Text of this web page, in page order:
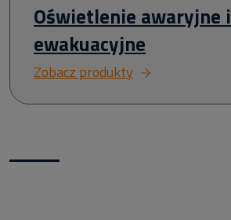
Oświetlenie awaryjne i
ewakuacyjne
Zobacz produkty